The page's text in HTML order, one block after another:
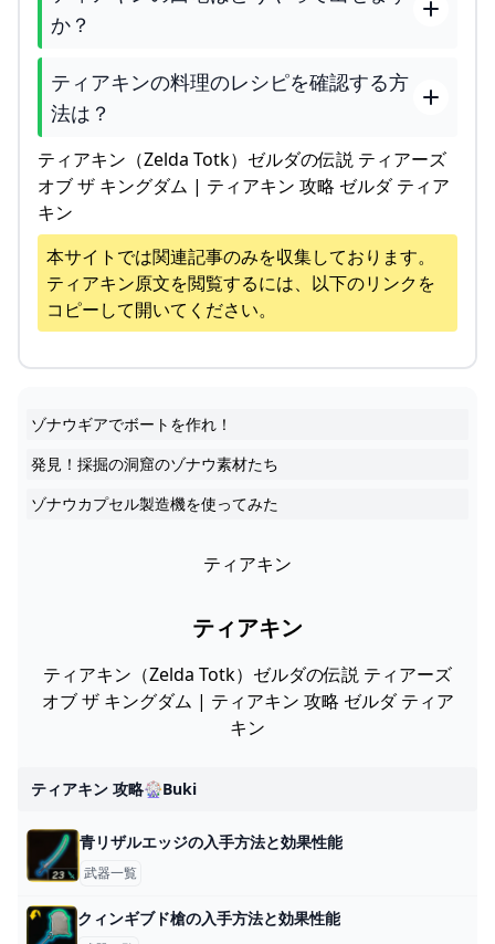
か？
ティアキンの料理のレシピを確認する方
法は？
ティアキン（Zelda Totk）ゼルダの伝説 ティアーズ
オブ ザ キングダム | ティアキン 攻略 ゼルダ ティア
キン
本サイトでは関連記事のみを収集しております。
ティアキン原文を閲覧するには、以下のリンクを
コピーして開いてください。
ゾナウギアでボートを作れ！
発見！採掘の洞窟のゾナウ素材たち
ゾナウカプセル製造機を使ってみた
ティアキン
ティアキン
ティアキン（Zelda Totk）ゼルダの伝説 ティアーズ
オブ ザ キングダム | ティアキン 攻略 ゼルダ ティア
キン
ティアキン 攻略🎡buki
青リザルエッジの入手方法と効果性能
武器一覧
クィンギブド槍の入手方法と効果性能